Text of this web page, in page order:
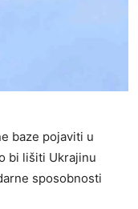
baze pojaviti u
bi lišiti Ukrajinu
sposobnosti